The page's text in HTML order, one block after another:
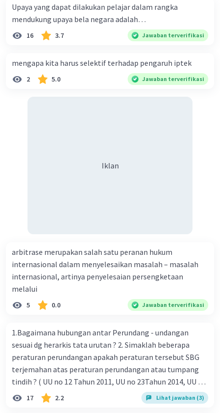
Upaya yang dapat dilakukan pelajar dalam rangka
mendukung upaya bela negara adalah…
16 3.7 Jawaban terverifikasi
mengapa kita harus selektif terhadap pengaruh iptek
2 5.0 Jawaban terverifikasi
Iklan
arbitrase merupakan salah satu peranan hukum
internasional dalam menyelesaikan masalah – masalah
internasional, artinya penyelesaian persengketaan
melalui
5 0.0 Jawaban terverifikasi
1.Bagaimana hubungan antar Perundang - undangan
sesuai dg herarkis tata urutan ? 2. Simaklah beberapa
peraturan perundangan apakah peraturan tersebut SBG
terjemahan atas peraturan perundangan atau tumpang
tindih ? ( UU no 12 Tahun 2011, UU no 23Tahun 2014, UU No
25 Tahun 2004 ) 3 . Tuliskan peraturan perundangan yg di
undangkan atas perintah TAP MPR NO I / MPR/ 2003
17 2.2 Lihat jawaban (3)